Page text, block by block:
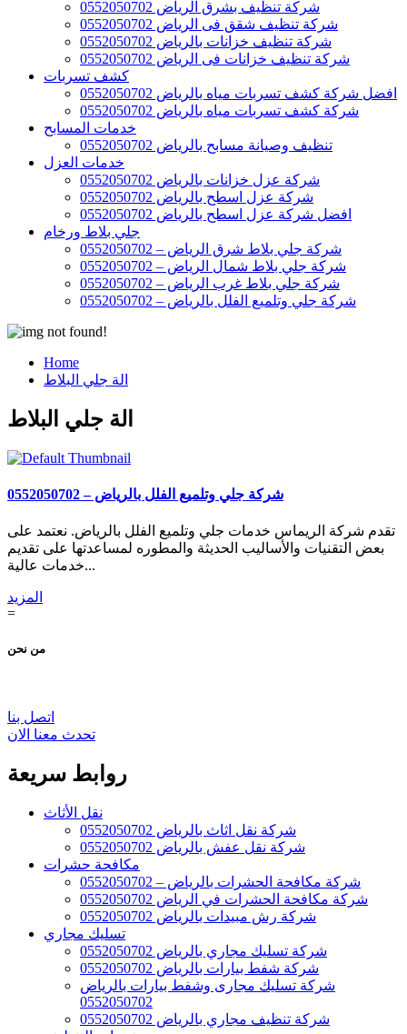
شركة تنظيف بشرق الرياض 0552050702
شركة تنظيف شقق فى الرياض 0552050702
شركة تنظيف خزانات بالرياض 0552050702
شركة تنظيف خزانات فى الرياض 0552050702
كشف تسربات
افضل شركة كشف تسربات مياه بالرياض 0552050702
شركة كشف تسربات مياه بالرياض 0552050702
خدمات المسابح
تنظيف وصيانة مسابح بالرياض 0552050702
خدمات العزل
شركة عزل خزانات بالرياض 0552050702
شركة عزل اسطح بالرياض 0552050702
افضل شركة عزل اسطح بالرياض 0552050702
جلي بلاط ورخام
شركة جلي بلاط شرق الرياض – 0552050702
شركة جلي بلاط شمال الرياض – 0552050702
شركة جلي بلاط غرب الرياض – 0552050702
شركة جلي وتلميع الفلل بالرياض – 0552050702
Home
الة جلي البلاط
الة جلي البلاط
شركة جلي وتلميع الفلل بالرياض – 0552050702
تقدم شركة الريماس خدمات جلي وتلميع الفلل بالرياض. نعتمد على
بعض التقنيات والأساليب الحديثة والمطوره لمساعدتها على تقديم
خدمات عالية...
المزيد
=
من نحن
اتصل بنا
تحدث معنا الان
روابط سريعة
نقل الأثاث
شركة نقل اثاث بالرياض 0552050702
شركة نقل عفش بالرياض 0552050702
مكافحة حشرات
شركة مكافحة الحشرات بالرياض – 0552050702
شركة مكافحة الحشرات في الرياض 0552050702
شركة رش مبيدات بالرياض 0552050702
تسليك مجاري
شركة تسليك مجاري بالرياض 0552050702
شركة شفط بيارات بالرياض 0552050702
شركة تسليك مجارى وشفط بيارات بالرياض
0552050702
شركة تنظيف مجاري بالرياض 0552050702